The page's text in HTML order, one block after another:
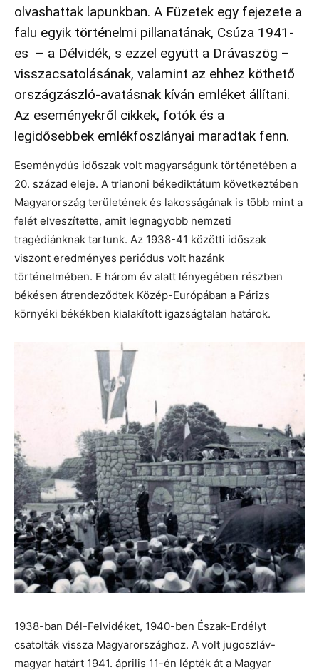
olvashattak lapunkban. A Füzetek egy fejezete a
falu egyik történelmi pillanatának, Csúza 1941-
es – a Délvidék, s ezzel együtt a Drávaszög –
visszacsatolásának, valamint az ehhez köthető
országzászló-avatásnak kíván emléket állítani.
Az eseményekről cikkek, fotók és a
legidősebbek emlékfoszlányai maradtak fenn.
Eseménydús időszak volt magyarságunk történetében a
20. század eleje. A trianoni békediktátum következtében
Magyarország területének és lakosságának is több mint a
felét elveszítette, amit legnagyobb nemzeti
tragédiánknak tartunk. Az 1938-41 közötti időszak
viszont eredményes periódus volt hazánk
történelmében. E három év alatt lényegében részben
békésen átrendeződtek Közép-Európában a Párizs
környéki békékben kialakított igazságtalan határok.
1938-ban Dél-Felvidéket, 1940-ben Észak-Erdélyt
csatolták vissza Magyarországhoz. A volt jugoszláv-
magyar határt 1941. április 11-én lépték át a Magyar